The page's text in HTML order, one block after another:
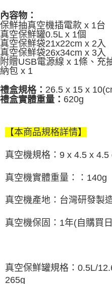
內容物：
保鮮抽真空機插電款 x 1台
真空保鮮罐0.5L x 1個
真空保鮮袋21x22cm x 2入
真空保鮮袋26x34cm x 3入
附贈USB電源線 x 1條、充
納包 x 1
禮盒規格： 26.5 x 15 x
禮盒實體重量： 620g
【本商品規格詳情】
真空機規格：9 x 4.5 x 4.5
真空機實體重量：：140g
真空機產地：台灣研發製
真空機保固：1年(自購買
真空保鮮罐規格：0.5L/
265g